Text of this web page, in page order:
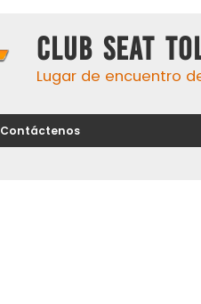
Club Seat
Lugar de encuentro
Contáctenos